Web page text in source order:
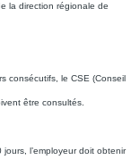
la direction régionale de
consécutifs, le CSE (Conseil
être consultés.
l’employeur doit obtenir